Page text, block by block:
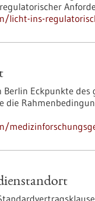
ins-
Eckpunkte des
die